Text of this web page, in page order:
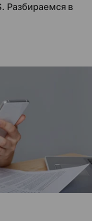
Разбираемся в